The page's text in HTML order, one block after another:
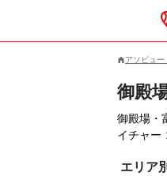
アソビュー
御殿
御殿場・
イチャー
エリア